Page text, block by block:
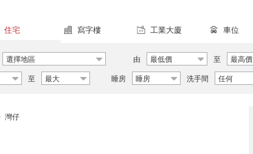
住宅 寫字樓 工業大廈 車位
選擇地區 由 最低價 至 最高價
至 最大 睡房 睡房 洗手間 任何
灣仔